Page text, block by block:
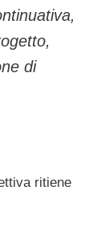
di
ritiene